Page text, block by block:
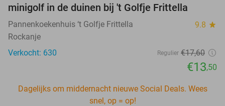
minigolf in de duinen bij 't Golfje Frittella
Pannenkoekenhuis ‘t Golfje Frittella 9.8 star
Rockanje
Verkocht: 630
Regulier €17,60
€13,50
Dagelijks om middernacht nieuwe Social Deals. Wees
snel, op = op!